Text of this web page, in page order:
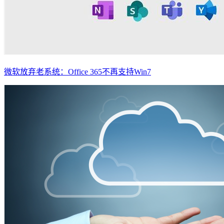
微软放弃老系统：Office 365不再支持Win7